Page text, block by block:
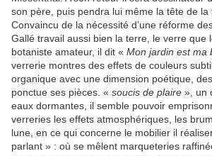
son père, puis pendra lui même la tête de la
Convaincu de la nécessité d’une réforme
Gallé travail aussi bien la terre, le verre que
botaniste amateur, il dit « Mon jardin est ma
verrerie montres des effets de couleurs
organique avec une dimension poétique,
ponctue ses pièces. « soucis de plaire », un
eaux dormantes, il semble pouvoir
verreries les effets atmosphériques, les
lune, en ce qui concerne le mobilier il
parlant » : où se mêlent marqueteries